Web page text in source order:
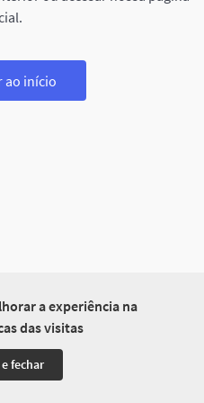
a experiência na
das visitas
fechar
ao início